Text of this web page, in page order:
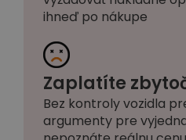
ihneď po nákupe
Zaplatíte
Bez kontroly vozidla
argumenty pre